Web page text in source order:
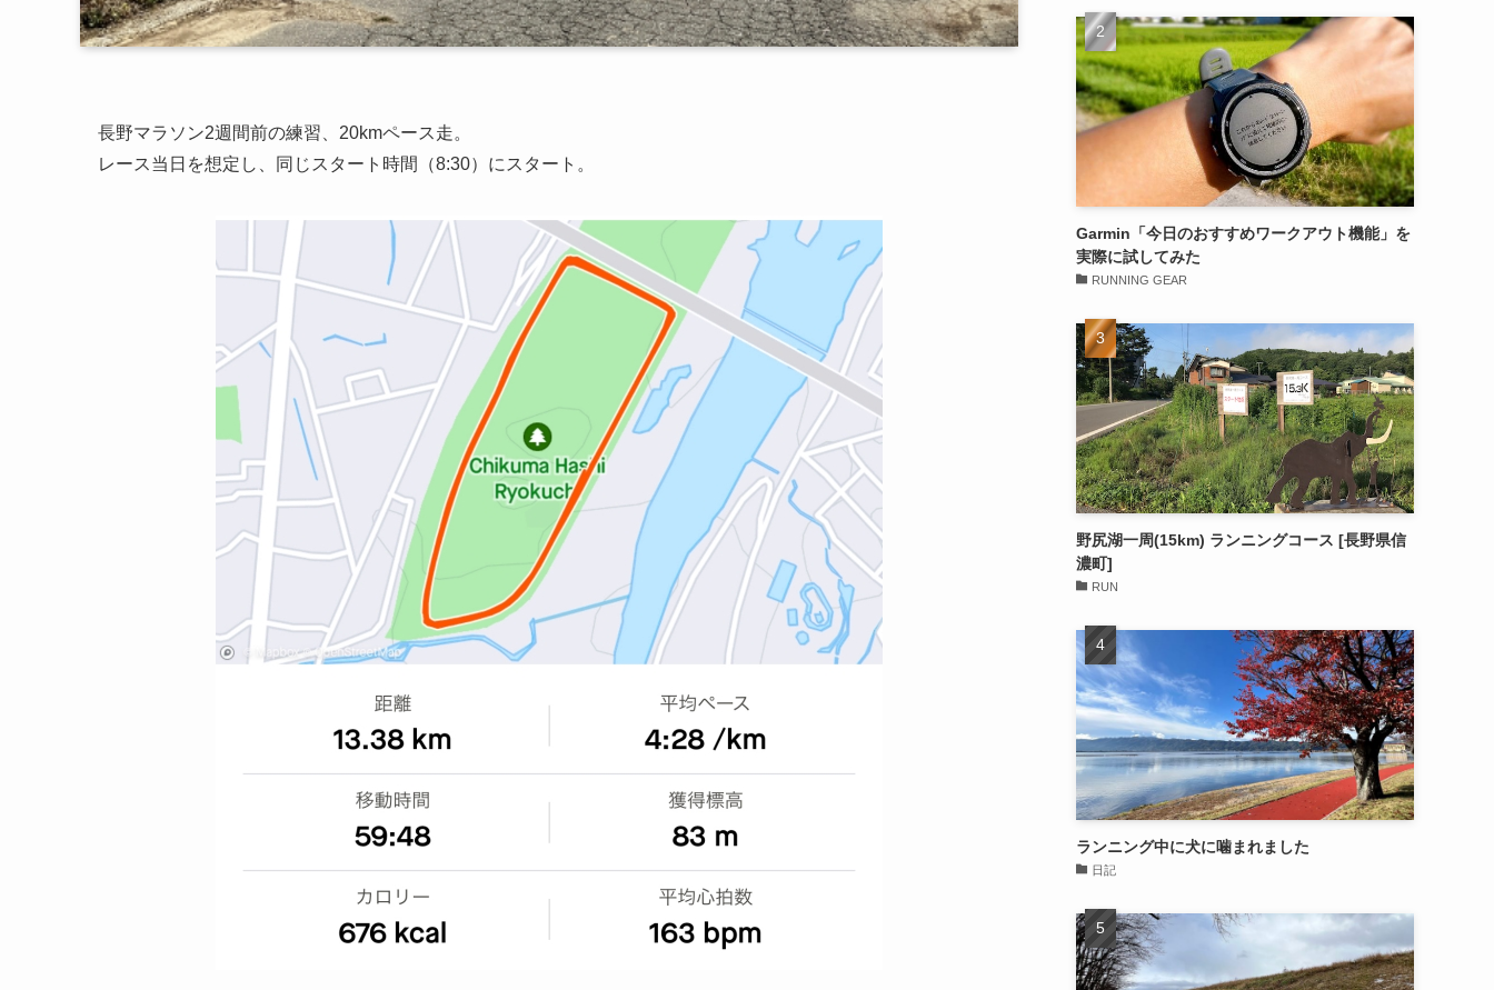
長野マラソン2週間前の練習、20kmペース走。
レース当日を想定し、同じスタート時間（8:30）にスタート。
Garmin「今日のおすすめワークアウト機能」を
実際に試してみた
RUNNING GEAR
野尻湖一周(15km) ランニングコース [長野県信
濃町]
RUN
ランニング中に犬に噛まれました
日記